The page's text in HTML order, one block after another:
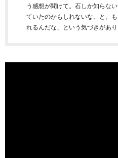
う感想が聞けて。石しか知らな
ていたのかもしれないな、と。
れるんだな、という気づきがあり